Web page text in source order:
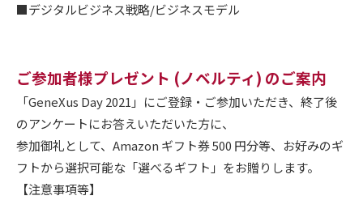
■デジタルビジネス戦略/ビジネスモデル
ご参加者様プレゼント (ノベルティ) のご案内
「GeneXus Day 2021」にご登録・ご参加いただき、終了後
のアンケートにお答えいただいた方に、
参加御礼として、Amazon ギフト券 500 円分等、お好みのギ
フトから選択可能な「選べるギフト」をお贈りします。
【注意事項等】